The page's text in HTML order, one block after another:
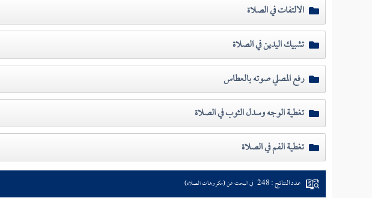
الالتفات في الصلاة
تشبيك اليدين في الصلاة
رفع المصلي صوته بالعطاس
تغطية الوجه وسدل الثوب في الصلاة
تغطية الفم في الصلاة
عدد النتائج : 248 في البحث عن (مكروهات الصلاة)